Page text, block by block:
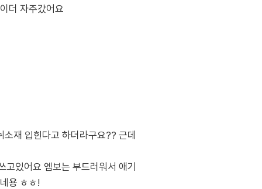
더 자주갔어요
재 입힌다고 하더라구요?? 근데
있어요 엠보는 부드러워서 애기
용 ㅎㅎ!